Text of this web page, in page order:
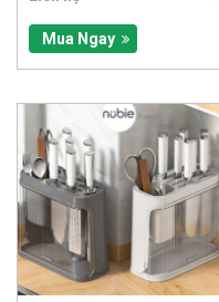
Mua Ngay